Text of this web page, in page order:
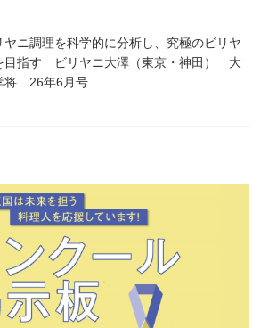
ヤニ調理を科学的に分析し、究極のビリヤ
目指す ビリヤニ大澤（東京・神田） 大
将 26年6月号